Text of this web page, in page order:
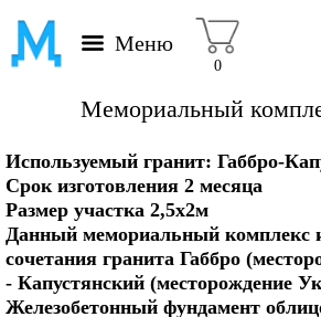
Меню
0
Мемориальный
Используемый гранит: Габбро-
Срок изготовления 2 месяца
Размер участка 2,5х2м
Данный мемориальный комплекс
сочетания гранита Габбро
- Капустянский (месторождение
Железобетонный фундамент